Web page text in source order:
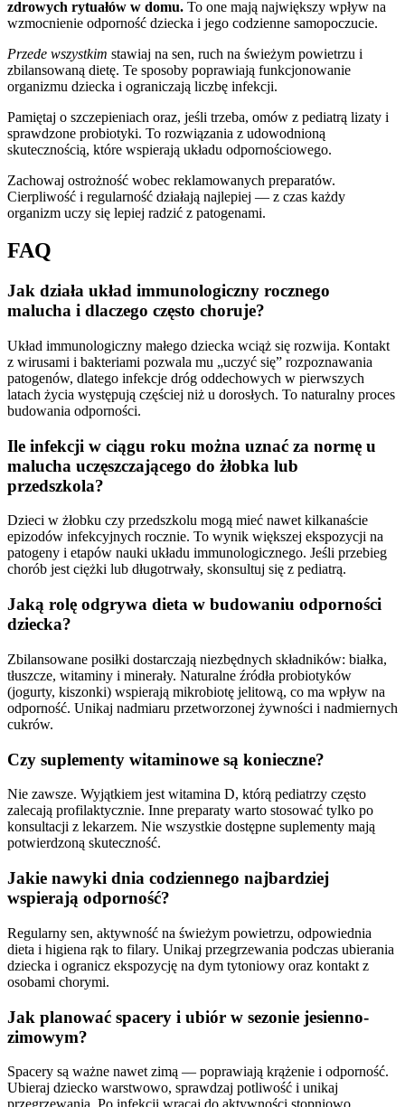
zdrowych rytuałów w domu. To one mają największy wpływ na
wzmocnienie odporność dziecka i jego codzienne samopoczucie.
Przede wszystkim stawiaj na sen, ruch na świeżym powietrzu i
zbilansowaną dietę. Te sposoby poprawiają funkcjonowanie
organizmu dziecka i ograniczają liczbę infekcji.
Pamiętaj o szczepieniach oraz, jeśli trzeba, omów z pediatrą lizaty i
sprawdzone probiotyki. To rozwiązania z udowodnioną
skutecznością, które wspierają układu odpornościowego.
Zachowaj ostrożność wobec reklamowanych preparatów.
Cierpliwość i regularność działają najlepiej — z czas każdy
organizm uczy się lepiej radzić z patogenami.
FAQ
Jak działa układ immunologiczny rocznego
malucha i dlaczego często choruje?
Układ immunologiczny małego dziecka wciąż się rozwija. Kontakt
z wirusami i bakteriami pozwala mu „uczyć się” rozpoznawania
patogenów, dlatego infekcje dróg oddechowych w pierwszych
latach życia występują częściej niż u dorosłych. To naturalny proces
budowania odporności.
Ile infekcji w ciągu roku można uznać za normę u
malucha uczęszczającego do żłobka lub
przedszkola?
Dzieci w żłobku czy przedszkolu mogą mieć nawet kilkanaście
epizodów infekcyjnych rocznie. To wynik większej ekspozycji na
patogeny i etapów nauki układu immunologicznego. Jeśli przebieg
chorób jest ciężki lub długotrwały, skonsultuj się z pediatrą.
Jaką rolę odgrywa dieta w budowaniu odporności
dziecka?
Zbilansowane posiłki dostarczają niezbędnych składników: białka,
tłuszcze, witaminy i minerały. Naturalne źródła probiotyków
(jogurty, kiszonki) wspierają mikrobiotę jelitową, co ma wpływ na
odporność. Unikaj nadmiaru przetworzonej żywności i nadmiernych
cukrów.
Czy suplementy witaminowe są konieczne?
Nie zawsze. Wyjątkiem jest witamina D, którą pediatrzy często
zalecają profilaktycznie. Inne preparaty warto stosować tylko po
konsultacji z lekarzem. Nie wszystkie dostępne suplementy mają
potwierdzoną skuteczność.
Jakie nawyki dnia codziennego najbardziej
wspierają odporność?
Regularny sen, aktywność na świeżym powietrzu, odpowiednia
dieta i higiena rąk to filary. Unikaj przegrzewania podczas ubierania
dziecka i ogranicz ekspozycję na dym tytoniowy oraz kontakt z
osobami chorymi.
Jak planować spacery i ubiór w sezonie jesienno-
zimowym?
Spacery są ważne nawet zimą — poprawiają krążenie i odporność.
Ubieraj dziecko warstwowo, sprawdzaj potliwość i unikaj